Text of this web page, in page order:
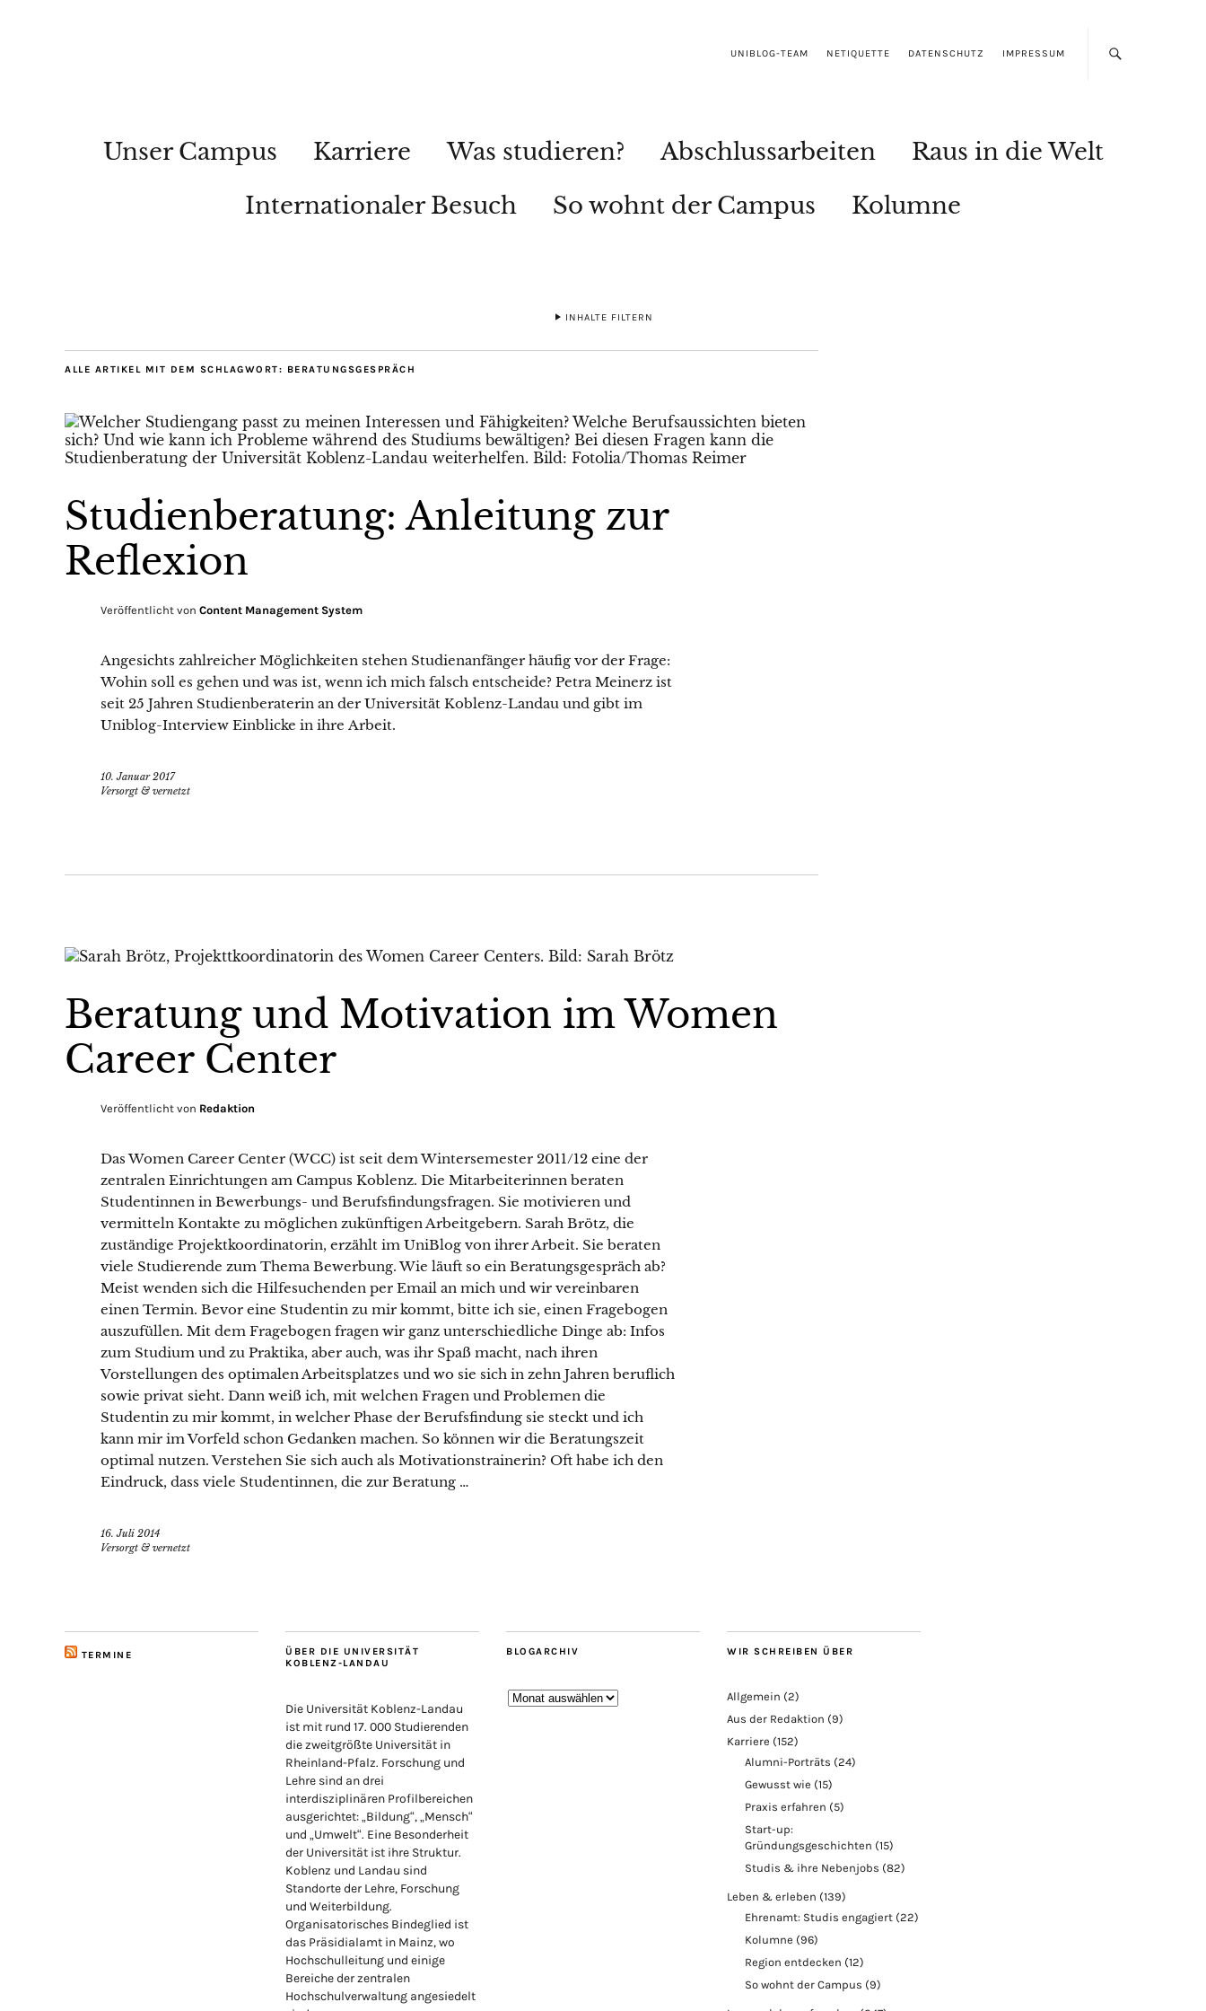
UNIBLOG-TEAM NETIQUETTE DATENSCHUTZ IMPRESSUM
Unser Campus Karriere Was studieren? Abschlussarbeiten
Raus in die Welt
Internationaler Besuch
So wohnt der Campus Kolumne
INHALTE FILTERN
ALLE ARTIKEL MIT DEM SCHLAGWORT: BERATUNGSGESPRÄCH
Studienberatung: Anleitung zur
Reflexion
Veröffentlicht von Content Management System
Angesichts zahlreicher Möglichkeiten stehen Studienanfänger häufig vor der Frage:
Wohin soll es gehen und was ist, wenn ich mich falsch entscheide? Petra Meinerz ist
seit 25 Jahren Studienberaterin an der Universität Koblenz-Landau und gibt im
Uniblog-Interview Einblicke in ihre Arbeit.
10. Januar 2017
Versorgt & vernetzt
Beratung und Motivation im Women
Career Center
Veröffentlicht von Redaktion
Das Women Career Center (WCC) ist seit dem Wintersemester 2011/12 eine der
zentralen Einrichtungen am Campus Koblenz. Die Mitarbeiterinnen beraten
Studentinnen in Bewerbungs- und Berufsfindungsfragen. Sie motivieren und
vermitteln Kontakte zu möglichen zukünftigen Arbeitgebern. Sarah Brötz, die
zuständige Projektkoordinatorin, erzählt im UniBlog von ihrer Arbeit. Sie beraten
viele Studierende zum Thema Bewerbung. Wie läuft so ein Beratungsgespräch ab?
Meist wenden sich die Hilfesuchenden per Email an mich und wir vereinbaren
einen Termin. Bevor eine Studentin zu mir kommt, bitte ich sie, einen Fragebogen
auszufüllen. Mit dem Fragebogen fragen wir ganz unterschiedliche Dinge ab: Infos
zum Studium und zu Praktika, aber auch, was ihr Spaß macht, nach ihren
Vorstellungen des optimalen Arbeitsplatzes und wo sie sich in zehn Jahren beruflich
sowie privat sieht. Dann weiß ich, mit welchen Fragen und Problemen die
Studentin zu mir kommt, in welcher Phase der Berufsfindung sie steckt und ich
kann mir im Vorfeld schon Gedanken machen. So können wir die Beratungszeit
optimal nutzen. Verstehen Sie sich auch als Motivationstrainerin? Oft habe ich den
Eindruck, dass viele Studentinnen, die zur Beratung …
16. Juli 2014
Versorgt & vernetzt
TERMINE
ÜBER DIE UNIVERSITÄT
KOBLENZ-LANDAU
Die Universität Koblenz-Landau
ist mit rund 17. 000 Studierenden
die zweitgrößte Universität in
Rheinland-Pfalz. Forschung und
Lehre sind an drei
interdisziplinären Profilbereichen
ausgerichtet: „Bildung“, „Mensch“
und „Umwelt“. Eine Besonderheit
der Universität ist ihre Struktur.
Koblenz und Landau sind
Standorte der Lehre, Forschung
und Weiterbildung.
Organisatorisches Bindeglied ist
das Präsidialamt in Mainz, wo
Hochschulleitung und einige
Bereiche der zentralen
Hochschulverwaltung angesiedelt
BLOGARCHIV
Blogarchiv
WIR SCHREIBEN ÜBER
Allgemein (2)
Aus der Redaktion (9)
Karriere (152)
Alumni-Porträts (24)
Gewusst wie (15)
Praxis erfahren (5)
Start-up:
Gründungsgeschichten (15)
Studis & ihre Nebenjobs (82)
Leben & erleben (139)
Ehrenamt: Studis engagiert (22)
Kolumne (96)
Region entdecken (12)
So wohnt der Campus (9)